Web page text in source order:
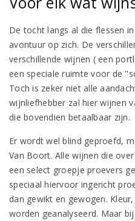
De tocht langs al die flessen
avontuur op zich. De
verschillende wijnen ( een
een speciale ruimte voor de
Toch is zeker niet alle
wijnliefhebber zal hier wijnen
die bovendien betaalbaar zijn.
Er wordt wel blind geproefd,
Van Boort. Alle wijnen die
een select groepje proevers
speciaal hiervoor ingericht
dan gewikt en gewogen.
worden geanalyseerd. Maar